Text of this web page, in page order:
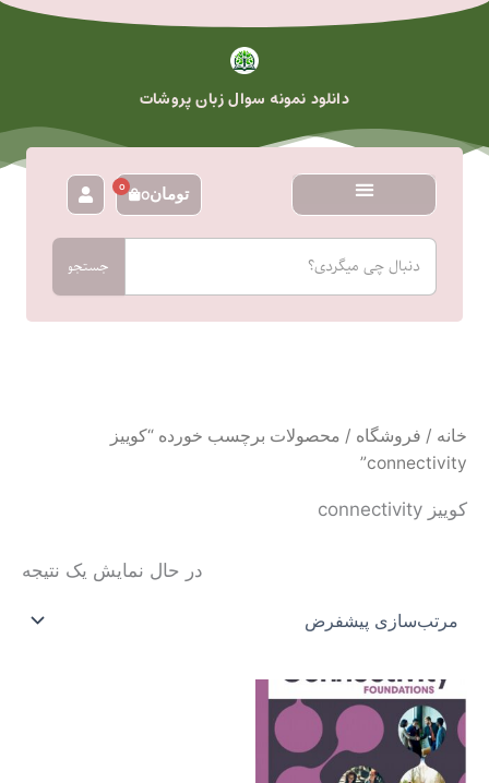
پرش
دانلود نمونه سوال زبان پروشات
تومان0
0سبد
خرید
جستجو
جستجو
خانه / فروشگاه / محصولات برچسب خورده “کوییز
connectivity”
کوییز connectivity
در حال نمایش یک نتیجه
محدوده
قیمت:
تومان20.000
تا
تومان40.000
این
محصول
دارای